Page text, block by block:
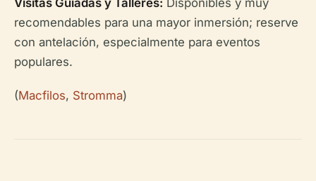
Visitas Guiadas y Talleres: Disponibles y muy
recomendables para una mayor inmersión; reserve
con antelación, especialmente para eventos
populares.
(Macfilos, Stromma)